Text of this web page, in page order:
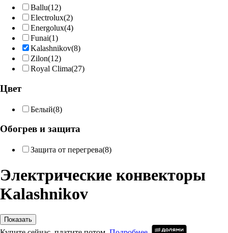
Ballu(12)
Electrolux(2)
Energolux(4)
Funai(1)
Kalashnikov(8)
Zilon(12)
Royal Clima(27)
Цвет
Белый(8)
Обогрев и защита
Защита от перегрева(8)
Электрические конвекторы
Kalashnikov
Показать